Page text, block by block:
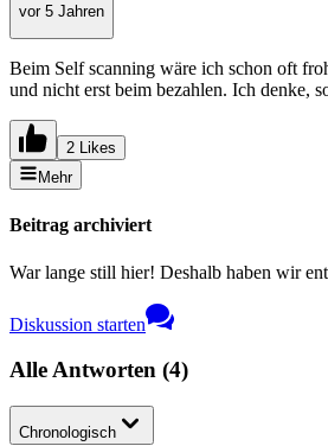
vor 5 Jahren
Beim Self scanning wäre ich schon oft
und nicht erst beim bezahlen. Ich denke,
2 Likes
Mehr
Beitrag archiviert
War lange still hier! Deshalb haben wir
Diskussion starten
Alle Antworten (4)
Chronologisch